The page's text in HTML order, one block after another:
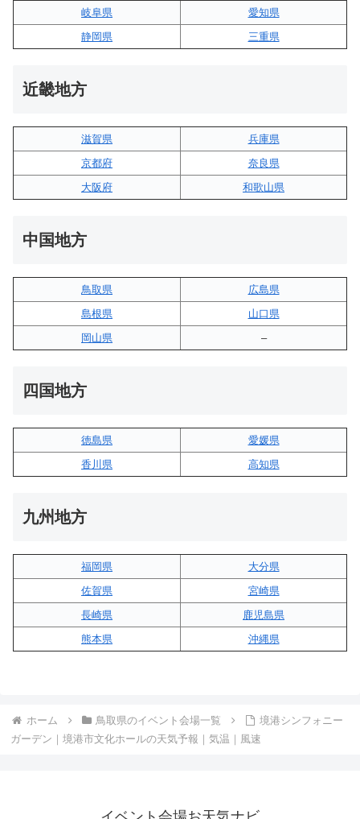
岐阜県
愛知県
静岡県
三重県
近畿地方
滋賀県
兵庫県
京都府
奈良県
大阪府
和歌山県
中国地方
鳥取県
広島県
島根県
山口県
岡山県
–
四国地方
徳島県
愛媛県
香川県
高知県
九州地方
福岡県
大分県
佐賀県
宮崎県
長崎県
鹿児島県
熊本県
沖縄県
ホーム 鳥取県のイベント会場一覧
境港シンフォニー
ガーデン｜境港市文化ホールの天気予報｜気温｜風速